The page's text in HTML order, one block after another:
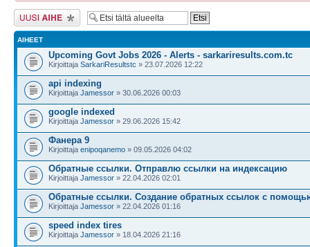
Lähetä uusi viesti
AIHEET
Upcoming Govt Jobs 2026 - Alerts - sarkariresults.com.tc
Kirjoittaja SarkariResultstc » 23.07.2026 12:22
api indexing
Kirjoittaja Jamessor » 30.06.2026 00:03
google indexed
Kirjoittaja Jamessor » 29.06.2026 15:42
Фанера 9
Kirjoittaja enipoqanemo » 09.05.2026 04:02
Обратные ссылки. Отправлю ссылки на индексацию
Kirjoittaja Jamessor » 22.04.2026 02:01
Обратные ссылки. Создание обратных ссылок с
Kirjoittaja Jamessor » 22.04.2026 01:16
speed index tires
Kirjoittaja Jamessor » 18.04.2026 21:16